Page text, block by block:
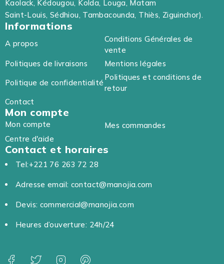
Kaolack, Kédougou, Kolda, Louga, Matam
Saint-Louis, Sédhiou, Tambacounda, Thiès, Ziguinchor).
Informations
A propos
Conditions Générales de
vente
Politiques de livraisons
Mentions légales
Politique de confidentialité
Politiques et conditions de
retour
Contact
Mon compte
Mon compte
Mes commandes
Centre d'aide
Contact et horaires
Tel:+221 76 263 72 28
Adresse email: contact@manojia.com
Devis: commercial@manojia.com
Heures d’ouverture: 24h/24